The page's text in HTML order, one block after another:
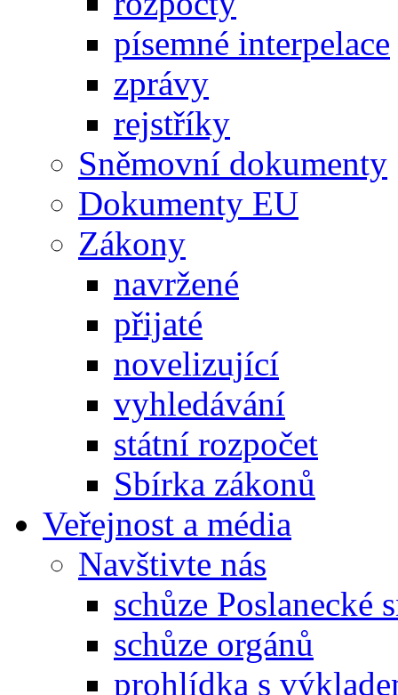
písemné interpelace
zprávy
rejstříky
Sněmovní dokumenty
Dokumenty EU
Zákony
navržené
přijaté
novelizující
vyhledávání
státní rozpočet
Sbírka zákonů
Veřejnost a média
Navštivte nás
schůze Poslanecké
schůze orgánů
prohlídka s